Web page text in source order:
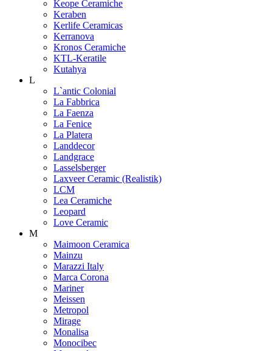
Keope Ceramiche
Keraben
Kerlife Ceramicas
Kerranova
Kronos Ceramiche
KTL-Keratile
Kutahya
L
L`antic Colonial
La Fabbrica
La Faenza
La Fenice
La Platera
Landdecor
Landgrace
Lasselsberger
Laxveer Ceramic (Realistik)
LCM
Lea Ceramiche
Leopard
Love Ceramic
M
Maimoon Ceramica
Mainzu
Marazzi Italy
Marca Corona
Mariner
Meissen
Metropol
Mirage
Monalisa
Monocibec